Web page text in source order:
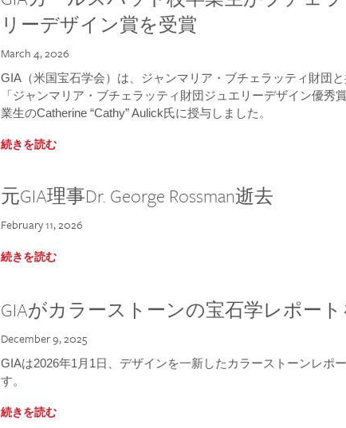
リーデザイン賞を受賞
March 4, 2026
GIA（米国宝石学会）は、ジャンマリア・ブチェラッティ財団
「ジャンマリア・ブチェラッティ財団ジュエリーデザイン優秀
業生のCatherine “Cathy” Aulick氏に授与しました。
続きを読む
元GIA理事Dr. George Rossman逝去
February 11, 2026
続きを読む
GIAがカラーストーンの宝石学レポー
December 9, 2025
GIAは2026年1月1日、デザインを一新したカラーストーンレポ
す。
続きを読む